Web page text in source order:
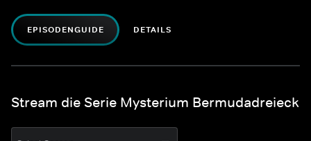
EPISODENGUIDE DETAILS
Stream die Serie Mysterium Bermudadreieck